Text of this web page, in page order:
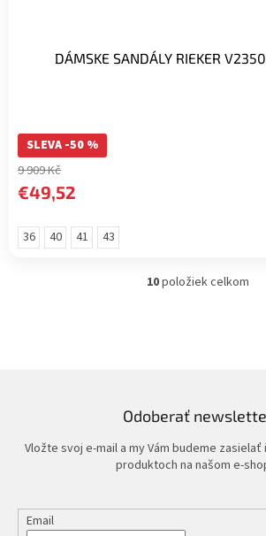
DÁMSKE SANDÁLY RIEKER
SLEVA -50 %
9 909 Kč
€49,52
36 40 41 43
O
e
r
v
y
10položiek celkom
Odoberať
Vložte svoj e-mail a my Vám budeme
produktoch na našom e-
Email